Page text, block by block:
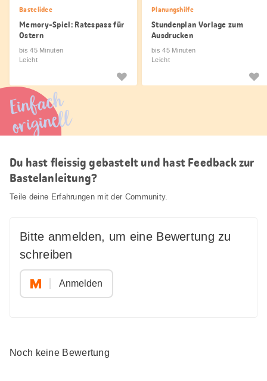
Bastelidee
Memory-Spiel: Ratespass für
Ostern
bis 45 Minuten
Leicht
Planungshilfe
Stundenplan Vorlage zum
Ausdrucken
bis 45 Minuten
Leicht
Einfach
originell
Du hast fleissig gebastelt und hast Feedback zur
Bastelanleitung?
Teile deine Erfahrungen mit der Community.
Bitte anmelden, um eine Bewertung zu
schreiben
Anmelden
Noch keine Bewertung